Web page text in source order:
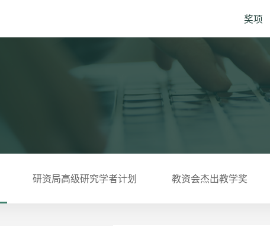
奖项
研资局高级研究学者计划 教资会杰出教学奖